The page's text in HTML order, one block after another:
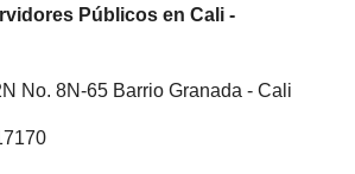
Públicos en Cali -
No. 8N-65 Barrio Granada - Cali